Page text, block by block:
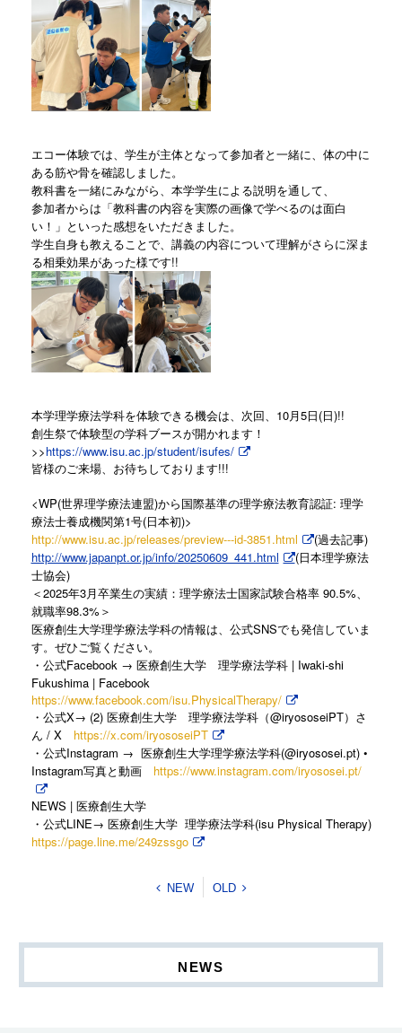
エコー体験では、学生が主体となって参加者と一緒に、体の中に
ある筋や骨を確認しました。
教科書を一緒にみながら、 本学学生による説明を通して、
参加者からは「教科書の内容を実際の画像で学べるのは面白
い！」といった感想をいただきました。
学生自身も教えることで、講義の内容について理解がさらに深ま
る相乗効果があった様です!!
本学理学療法学科を体験できる機会は、次回、10月5日(日)!!
創生祭で体験型の学科ブースが開かれます！
>>https://www.isu.ac.jp/student/isufes/
皆様のご来場、お待ちしております!!!
<WP(世界理学療法連盟)から国際基準の理学療法教育認証: 理学
療法士養成機関第1号(日本初)>
http://www.isu.ac.jp/releases/preview---id-3851.html
(過去記事)
http://www.japanpt.or.jp/info/20250609_441.html
(日本理学療法
士協会)
＜2025年3月卒業生の実績：理学療法士国家試験合格率 90.5%、
就職率98.3%＞
医療創生大学理学療法学科の情報は、公式SNSでも発信していま
す。ぜひご覧ください。
・公式Facebook → 医療創生大学 理学療法学科 | Iwaki-shi
Fukushima | Facebook
https://www.facebook.com/isu.PhysicalTherapy/
・公式X→ (2) 医療創生大学 理学療法学科（@iryososeiPT）さ
ん / X https://x.com/iryososeiPT
・公式Instagram → 医療創生大学理学療法学科(@iryososei.pt) •
Instagram写真と動画 https://www.instagram.com/iryososei.pt/
NEWS | 医療創生大学
・公式LINE→ 医療創生大学 理学療法学科(isu Physical Therapy)
https://page.line.me/249zssgo
NEW OLD
NEWS